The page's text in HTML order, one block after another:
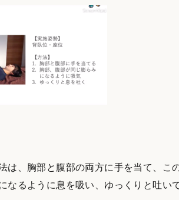
は、胸部と腹部の両方に手を当て、こ
なるように息を吸い、ゆっくりと吐い